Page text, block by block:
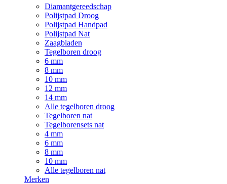
Diamantgereedschap
Polijstpad Droog
Polijstpad Handpad
Polijstpad Nat
Zaagbladen
Tegelboren droog
6 mm
8 mm
10 mm
12 mm
14 mm
Alle tegelboren droog
Tegelboren nat
Tegelborensets nat
4 mm
6 mm
8 mm
10 mm
Alle tegelboren nat
Merken